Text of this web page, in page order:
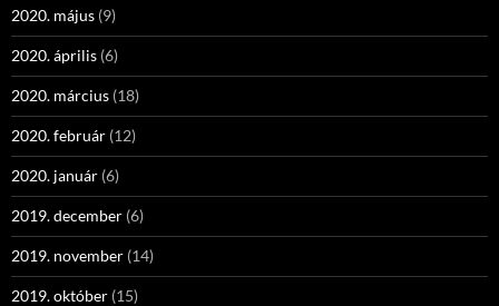
2020. május (9)
2020. április (6)
2020. március (18)
2020. február (12)
2020. január (6)
2019. december (6)
2019. november (14)
2019. október (15)